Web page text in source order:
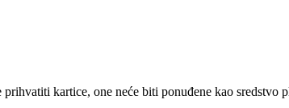
kartice, one neće biti ponuđene kao sredstvo